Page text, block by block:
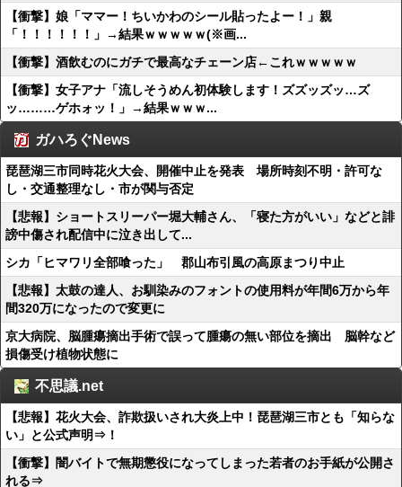
【衝撃】娘「ママー！ちいかわのシール貼ったよー！」親
「！！！！！！」→結果ｗｗｗｗｗ(※画...
【衝撃】酒飲むのにガチで最高なチェーン店←これｗｗｗｗｗ
【衝撃】女子アナ「流しそうめん初体験します！ズズッズッ…ズ
ッ………ゲホォッ！」→結果ｗｗｗ...
ガハろぐNews
琵琶湖三市同時花火大会、開催中止を発表 場所時刻不明・許可な
し・交通整理なし・市が関与否定
【悲報】ショートスリーパー堀大輔さん、「寝た方がいい」などと誹
謗中傷され配信中に泣き出して...
シカ「ヒマワリ全部喰った」 郡山布引風の高原まつり中止
【悲報】太鼓の達人、お馴染みのフォントの使用料が年間6万から年
間320万になったので変更に
京大病院、脳腫瘍摘出手術で誤って腫瘍の無い部位を摘出 脳幹など
損傷受け植物状態に
不思議.net
【悲報】花火大会、詐欺扱いされ大炎上中！琵琶湖三市とも「知らな
い」と公式声明⇒！
【衝撃】闇バイトで無期懲役になってしまった若者のお手紙が公開さ
れる⇒